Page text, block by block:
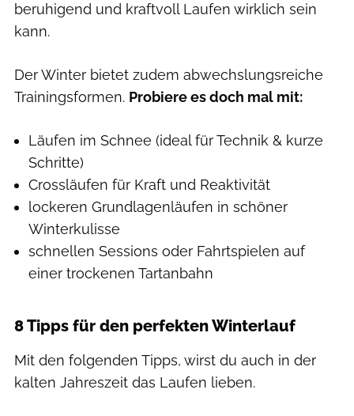
beruhigend und kraftvoll Laufen wirklich sein
kann.
Der Winter bietet zudem abwechslungsreiche
Trainingsformen. Probiere es doch mal mit:
Läufen im Schnee (ideal für Technik & kurze
Schritte)
Crossläufen für Kraft und Reaktivität
lockeren Grundlagenläufen in schöner
Winterkulisse
schnellen Sessions oder Fahrtspielen auf
einer trockenen Tartanbahn
8 Tipps für den perfekten Winterlauf
Mit den folgenden Tipps, wirst du auch in der
kalten Jahreszeit das Laufen lieben.